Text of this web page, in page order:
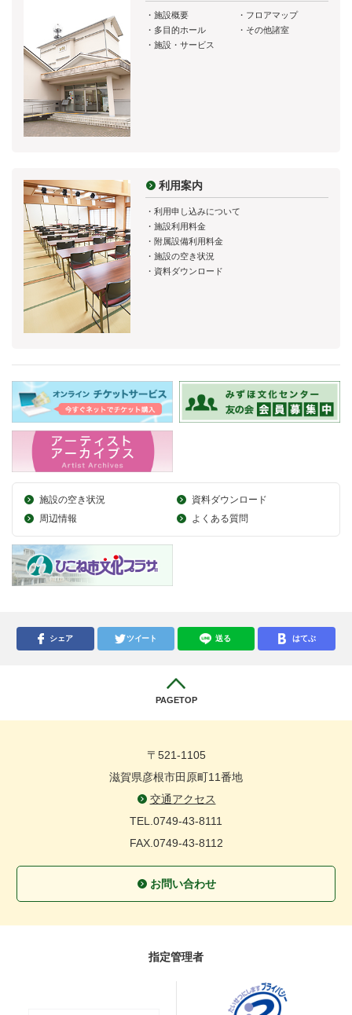
・施設概要 ・ フロアマップ
・ 多目的ホール ・ その他諸室
・施設・サービス
利用案内
・利用申し込みについて
・施設利用料金
・附属設備利用料金
・施設の空き状況
・ 資料ダウンロード
施設の空き状況
資料ダウンロード
周辺情報
よくある質問
シェア ツイート 送る はてぶ
PAGETOP
〒521-1105
滋賀県彦根市田原町11番地
交通アクセス
TEL.0749-43-8111
FAX.0749-43-8112
お問い合わせ
指定管理者